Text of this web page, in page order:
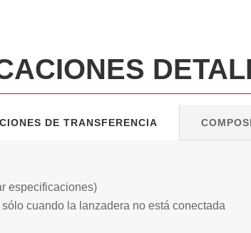
DE TRANSFERENCIA
especificaciones)
cuando la lanzadera no está conectada